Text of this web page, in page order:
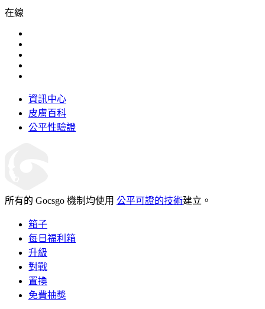
在線
資訊中心
皮膚百科
公平性驗證
所有的 Gocsgo 機制均使用 公平可證的技術建立。
箱子
每日福利箱
升級
對戰
置換
免費抽獎